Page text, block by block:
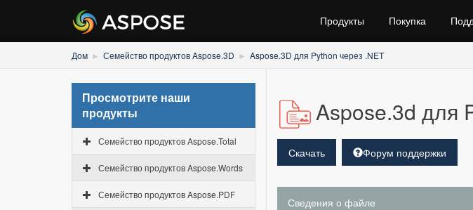
Продукты Покупка
Дом Семейство продуктов Aspose.3D Aspose.3D для Python через .NET
Просмотрите наши
продукты
Семейство продуктов Aspose.Total
Семейство продуктов Aspose.Words
Семейство продуктов Aspose.PDF
Aspose.3d для
Скачать Форум поддержки
Сведения о файле